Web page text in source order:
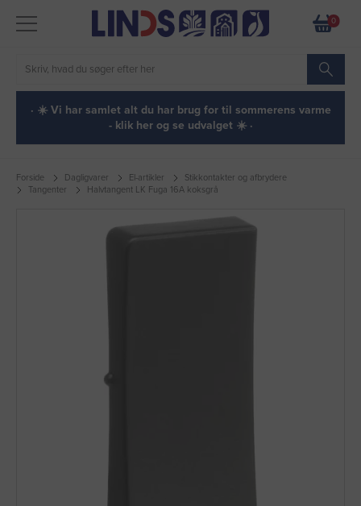
0
· ☀️ Vi har samlet alt du har brug for til sommerens varme
- klik her og se udvalget ☀️ ·
Forside Dagligvarer El-artikler
Stikkontakter og afbrydere
Tangenter
Halvtangent LK Fuga 16A koksgrå